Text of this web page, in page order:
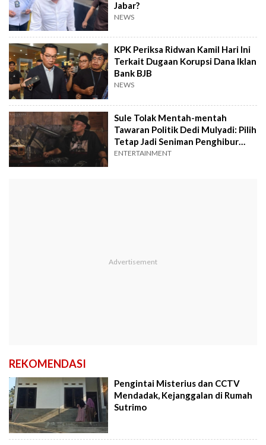
Jabar?
NEWS
KPK Periksa Ridwan Kamil Hari Ini
Terkait Dugaan Korupsi Dana Iklan
Bank BJB
NEWS
Sule Tolak Mentah-mentah
Tawaran Politik Dedi Mulyadi: Pilih
Tetap Jadi Seniman Penghibur
Rakyat!
ENTERTAINMENT
REKOMENDASI
Pengintai Misterius dan CCTV
Mendadak, Kejanggalan di Rumah
Sutrimo